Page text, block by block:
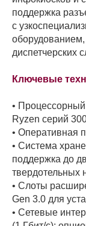
поддержка
с
диспетчерских
Ключевые
•
Ryzen серий
• Оперативная
• Система
поддержка до
твердотельных
• Слоты
Gen 3.0 для
• Сетевые